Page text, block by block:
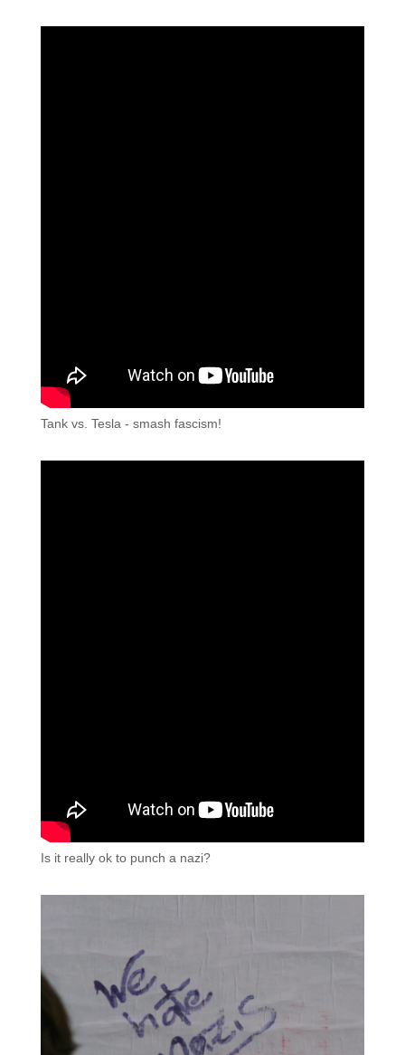
Tank vs. Tesla - smash fascism!
Is it really ok to punch a nazi?